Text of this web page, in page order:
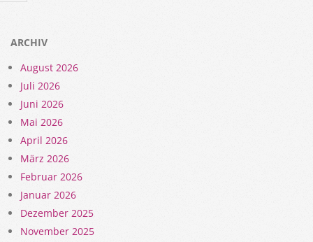
ARCHIV
August 2026
Juli 2026
Juni 2026
Mai 2026
April 2026
März 2026
Februar 2026
Januar 2026
Dezember 2025
November 2025